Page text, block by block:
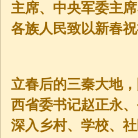
主席、中央军委主
各族人民致以新春
立春后的三秦大地
西省委书记赵正永
深入乡村、学校、